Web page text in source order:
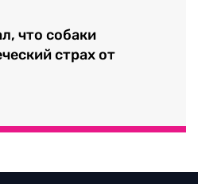
что собаки
страх от